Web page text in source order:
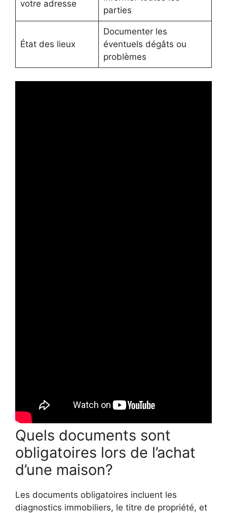
votre adresse
parties
État des lieux
Documenter les
éventuels dégâts ou
problèmes
Quels documents sont
obligatoires lors de l’achat
d’une maison?
Les documents obligatoires incluent les
diagnostics immobiliers, le titre de propriété, et